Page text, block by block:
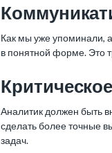
Как мы уже упоминали,
в понятной форме. Это
Аналитик должен быть
сделать более точные
задач.